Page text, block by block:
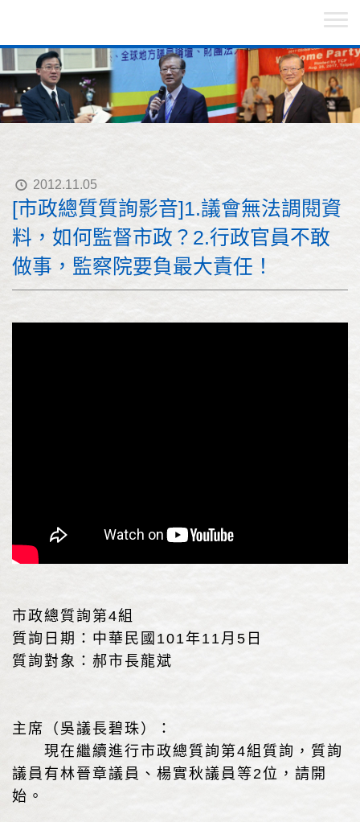
2012.11.05
[市政總質質詢影音]1.議會無法調閱資
料，如何監督市政？2.行政官員不敢
做事，監察院要負最大責任！
市政總質詢第4組
質詢日期：中華民國101年11月5日
質詢對象：郝市長龍斌
主席（吳議長碧珠）：
現在繼續進行市政總質詢第4組質詢，質詢
議員有林晉章議員、楊實秋議員等2位，請開
始。